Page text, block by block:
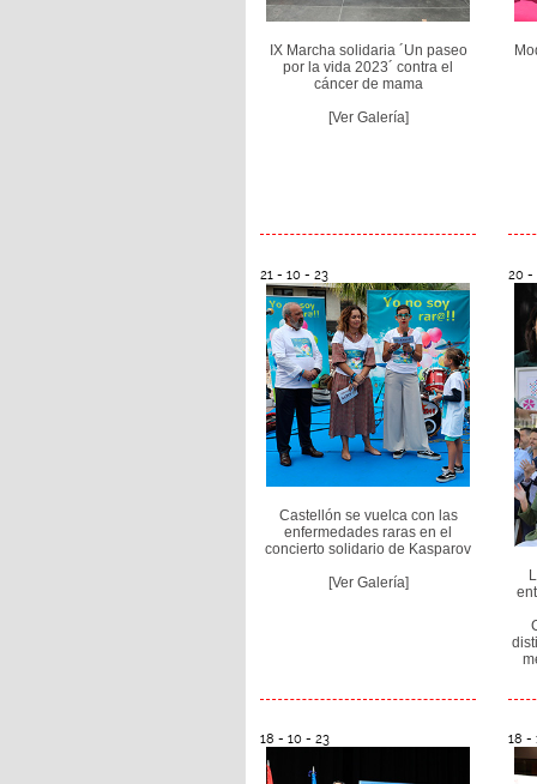
IX Marcha solidaria ´Un paseo
por la vida 2023´ contra el
cáncer de mama
[Ver Galería]
21 - 10 - 23
Castellón se vuelca con las
enfermedades raras en el
concierto solidario de Kasparov
[Ver Galería]
20 -
18 - 10 - 23 18 -